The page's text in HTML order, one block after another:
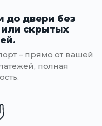
до двери без
скрытых
– прямо от вашей
полная